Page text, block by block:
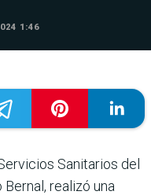
1:46
Sanitarios del
realizó una